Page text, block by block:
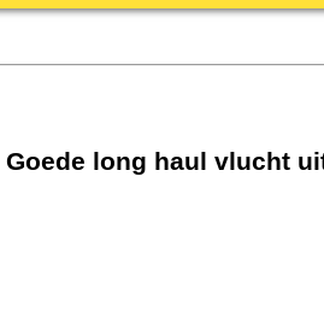
Goede long haul vlucht